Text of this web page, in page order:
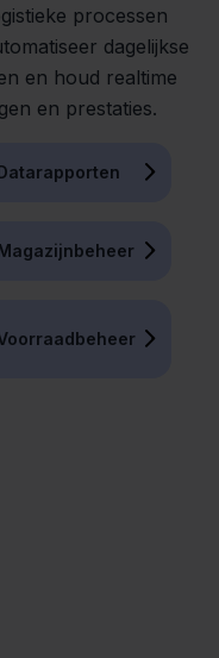
processen
dagelijkse
en houd realtime
en prestaties.